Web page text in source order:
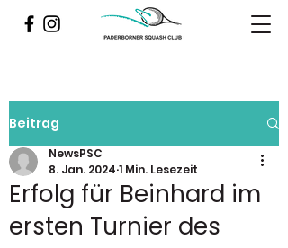
Beitrag
Erfolg für Beinhard im
ersten Turnier des
NewsPSC
8. Jan. 2024 1 Min. Lesezeit